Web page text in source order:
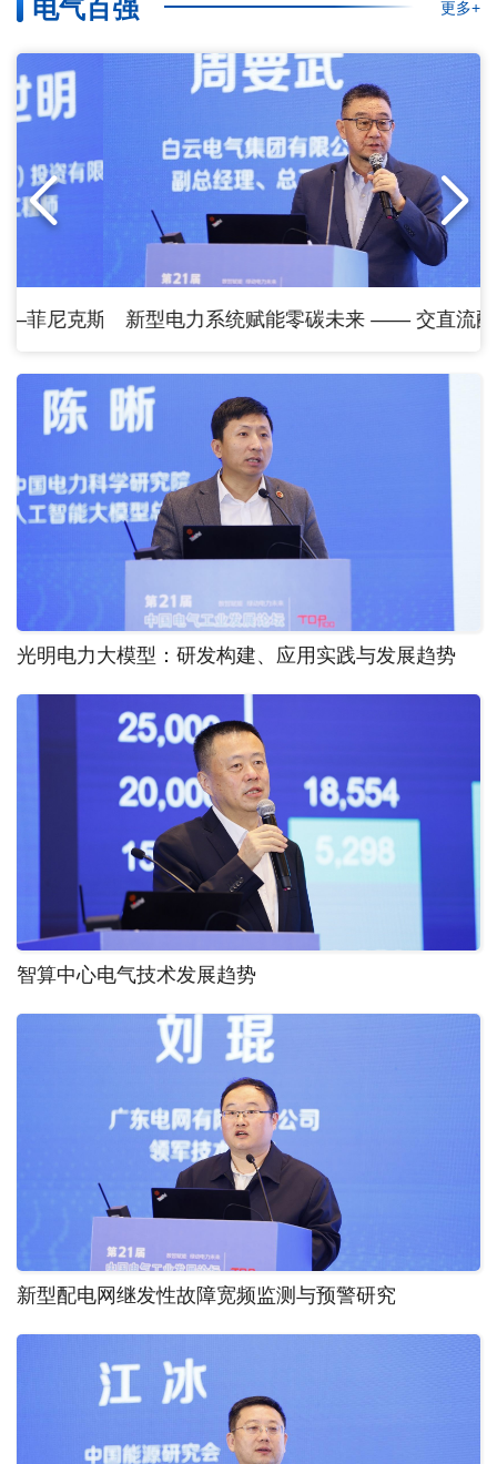
电气百强 更多+
电气的实践与展望
新型电力系统赋能零碳未来 —— 交直流配网及微电
光明电力大模型：研发构建、应用实践与发展趋势
智算中心电气技术发展趋势
新型配电网继发性故障宽频监测与预警研究